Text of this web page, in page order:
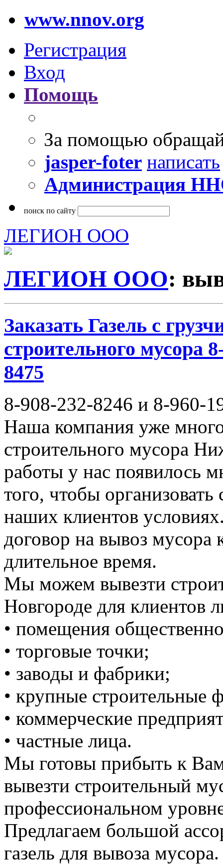
www.nnov.org
Регистрация
Вход
Помощь
За помощью
jasper-foter написать
Администрация
поиск по сайту
ЛЕГИОН ООО
ЛЕГИОН ООО:
Заказать Газель с
строительного мусора
8475
8-908-232-8246 и 8-960-
Наша компания уже много
строительного мусора
работы у нас появилось
того, чтобы
наших клиентов
договор на вывоз мусора
длительное время.
Мы можем вывезти
Новгороде для клиентов
• помещения
• торговые точки;
• заводы и фабрики;
• крупные строительные
• коммерческие
• частные лица.
Мы готовы прибыть к
вывезти строительный
профессиональном
Предлагаем большой
газель для вывоза